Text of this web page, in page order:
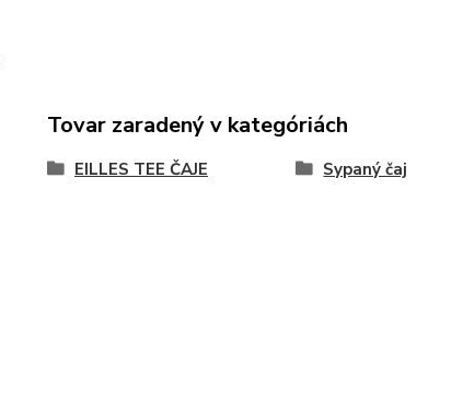
Tovar zaradený v kategóriách
EILLES TEE ČAJE Sypaný čaj